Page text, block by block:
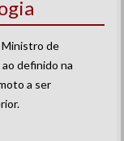
Ministro de
definido na
a ser